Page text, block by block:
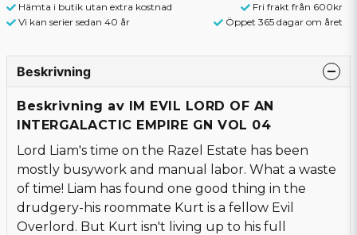
Hämta i butik utan extra kostnad
Fri frakt från 600kr
Vi kan serier sedan 40 år
Öppet 365 dagar om året
Beskrivning
Beskrivning av IM EVIL LORD OF AN
INTERGALACTIC EMPIRE GN VOL 04
Lord Liam's time on the Razel Estate has been
mostly busywork and manual labor. What a waste
of time! Liam has found one good thing in the
drudgery-his roommate Kurt is a fellow Evil
Overlord. But Kurt isn't living up to his full